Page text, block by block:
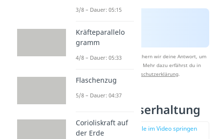
Nach Beantwortung speichern wir deine Antwort, um
Studyflix zu verbessern. Mehr dazu erfährst du in
Datenschutzerklärung.
Drehimpulserhaltung
zur Stelle im Video springen
3/8 – Dauer: 05:15
Kräfteparallelo
gramm
4/8 – Dauer: 05:33
Flaschenzug
5/8 – Dauer: 04:37
Corioliskraft auf
der Erde